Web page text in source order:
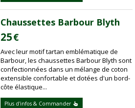
Chaussettes Barbour Blyth
25€
Avec leur motif tartan emblématique de
Barbour, les chaussettes Barbour Blyth sont
confectionnées dans un mélange de coton
extensible confortable et dotées d'un bord-
côte élastique...
Plus d'infos & Commander